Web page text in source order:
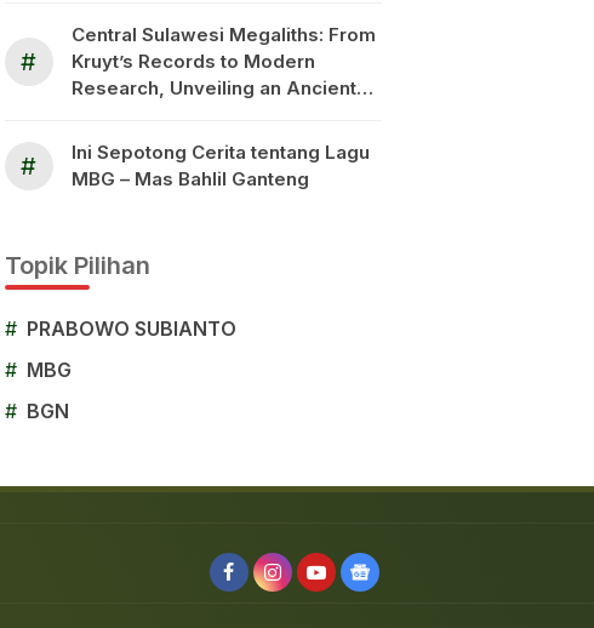
#
Central Sulawesi Megaliths: From
Kruyt’s Records to Modern
Research, Unveiling an Ancient
Sulawesi
#
Ini Sepotong Cerita tentang Lagu
MBG – Mas Bahlil Ganteng
Topik Pilihan
# PRABOWO SUBIANTO
# MBG
# BGN